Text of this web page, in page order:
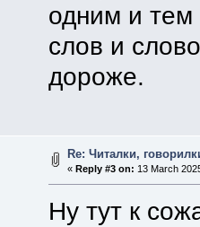
одним и
слов и
дороже.
Re: Читалки,
«Reply #3 on: 13 March
Ну тут к